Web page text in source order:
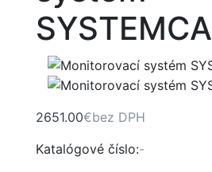
2651.00€bez DPH
Katalógové číslo:-